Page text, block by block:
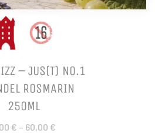
– JUS(T) NO.1
ROSMARIN
250ML
€ – 60,00 €